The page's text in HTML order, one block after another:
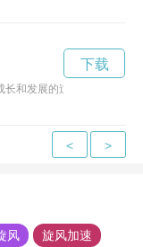
和发展的过程，让我们更
下载
< >
风 旋风加速